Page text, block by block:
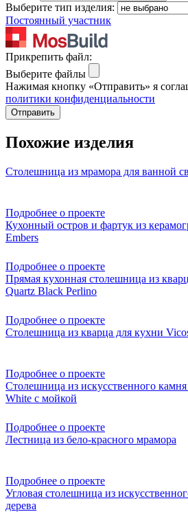
Выберите тип изделия:
Постоянный участник
Прикрепить файл:
Выберите файлы
Нажимая кнопку «Отправить» я
политики конфиденциальности
Отправить
Похожие изделия
Столешница из мрамора для ванной
Подробнее о проекте
Кухонный остров и фартук из
Embers
Подробнее о проекте
Прямая кухонная столешница из
Quartz Black Perlino
Подробнее о проекте
Столешница из кварца для кухни
Подробнее о проекте
Столешница из искусственного камня
White с мойкой
Подробнее о проекте
Лестница из бело-красного мрамора
Подробнее о проекте
Угловая столешница из
дерева